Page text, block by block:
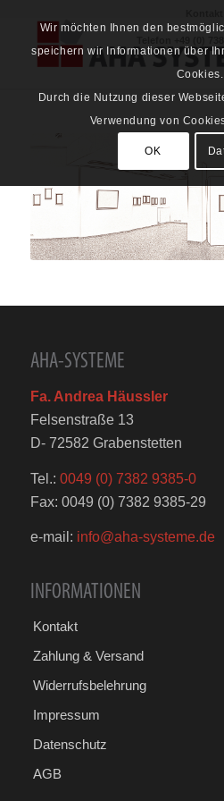
AHA-SYSTEME
Fa. Andrea Häussler
Felsenstraße 13
D- 72582 Grabenstetten
Tel.: 0049 (0) 7382 9385-0
Fax: 0049 (0) 7382 9385-29
e-mail: info@aha-systeme.de
INFORMATIONEN
Kontakt
Zahlung & Versand
Widerrufsbelehrung
Impressum
Datenschutz
AGB
Wir möchten Ihnen den
speichern wir Informationen über
Cookies.
Durch die Nutzung dieser
Verwendung von
OK